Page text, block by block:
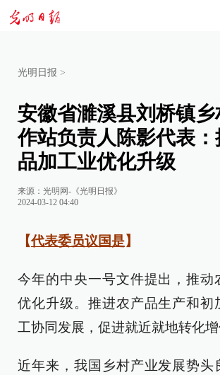
光明日报 >
安徽省濉溪县刘桥镇
作站负责人陈影代表
品加工业优化升级
来源： 光明网-《光明日报》
2024-03-12 04:40
【代表委员议国是】
今年的中央一号文件提出，推动
优化升级。推进农产品生产和初
工协同发展，促进就近就地转化增
近年来，我国乡村产业发展势头